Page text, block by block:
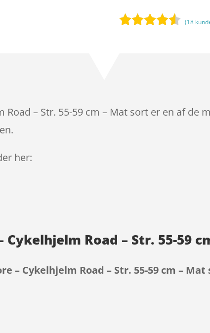
mmelser
(18
Road – Str. 55-59 cm – Mat sort er en af de
her:
Cykelhjelm Road – Str. 55-59
– Cykelhjelm Road – Str. 55-59 cm – Mat